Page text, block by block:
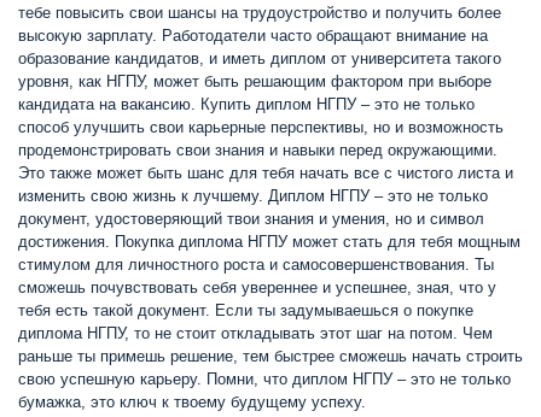
тебе повысить свои шансы на трудоустройство и получить более
высокую зарплату. Работодатели часто обращают внимание на
образование кандидатов, и иметь диплом от университета такого
уровня, как НГПУ, может быть решающим фактором при выборе
кандидата на вакансию. Купить диплом НГПУ – это не только
способ улучшить свои карьерные перспективы, но и возможность
продемонстрировать свои знания и навыки перед окружающими.
Это также может быть шанс для тебя начать все с чистого листа и
изменить свою жизнь к лучшему. Диплом НГПУ – это не только
документ, удостоверяющий твои знания и умения, но и символ
достижения. Покупка диплома НГПУ может стать для тебя мощным
стимулом для личностного роста и самосовершенствования. Ты
сможешь почувствовать себя увереннее и успешнее, зная, что у
тебя есть такой документ. Если ты задумываешься о покупке
диплома НГПУ, то не стоит откладывать этот шаг на потом. Чем
раньше ты примешь решение, тем быстрее сможешь начать строить
свою успешную карьеру. Помни, что диплом НГПУ – это не только
бумажка, это ключ к твоему будущему успеху.